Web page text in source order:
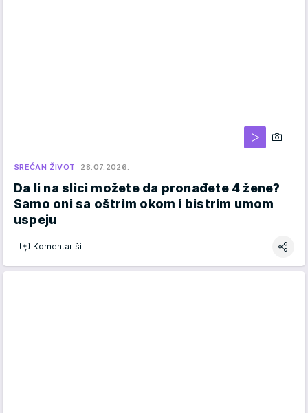
SREĆAN ŽIVOT 28.07.2026.
Da li na slici možete da pronađete 4 žene?
Samo oni sa oštrim okom i bistrim umom
uspeju
Komentariši